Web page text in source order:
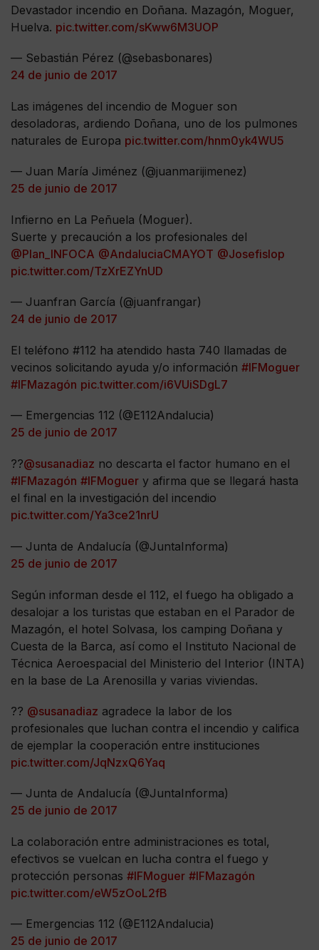
Devastador incendio en Doñana. Mazagón, Moguer,
Huelva. pic.twitter.com/sKww6M3UOP
— Sebastián Pérez (@sebasbonares)
24 de junio de 2017
Las imágenes del incendio de Moguer son
desoladoras, ardiendo Doñana, uno de los pulmones
naturales de Europa pic.twitter.com/hnm0yk4WU5
— Juan María Jiménez (@juanmarijimenez)
25 de junio de 2017
Infierno en La Peñuela (Moguer).
Suerte y precaución a los profesionales del
@Plan_INFOCA @AndaluciaCMAYOT @Josefislop
pic.twitter.com/TzXrEZYnUD
— Juanfran García (@juanfrangar)
24 de junio de 2017
El teléfono #112 ha atendido hasta 740 llamadas de
vecinos solicitando ayuda y/o información #IFMoguer
#IFMazagón pic.twitter.com/i6VUiSDgL7
— Emergencias 112 (@E112Andalucia)
25 de junio de 2017
??@susanadiaz no descarta el factor humano en el
#IFMazagón #IFMoguer y afirma que se llegará hasta
el final en la investigación del incendio
pic.twitter.com/Ya3ce21nrU
— Junta de Andalucía (@JuntaInforma)
25 de junio de 2017
Según informan desde el 112, el fuego ha obligado a
desalojar a los turistas que estaban en el Parador de
Mazagón, el hotel Solvasa, los camping Doñana y
Cuesta de la Barca, así como el Instituto Nacional de
Técnica Aeroespacial del Ministerio del Interior (INTA)
en la base de La Arenosilla y varias viviendas.
?? @susanadiaz agradece la labor de los
profesionales que luchan contra el incendio y califica
de ejemplar la cooperación entre instituciones
pic.twitter.com/JqNzxQ6Yaq
— Junta de Andalucía (@JuntaInforma)
25 de junio de 2017
La colaboración entre administraciones es total,
efectivos se vuelcan en lucha contra el fuego y
protección personas #IFMoguer #IFMazagón
pic.twitter.com/eW5zOoL2fB
— Emergencias 112 (@E112Andalucia)
25 de junio de 2017